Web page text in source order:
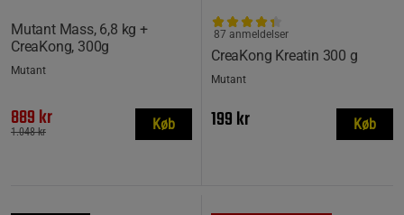
Mutant Mass, 6,8 kg +
CreaKong, 300g
Mutant
889 kr
1.048 kr Køb
CreaKong Kreatin 300 g
87 anmeldelser
Mutant
199 kr Køb